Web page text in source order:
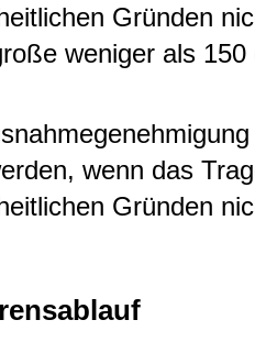
Gründen
weniger als 150
wenn das
Gründen